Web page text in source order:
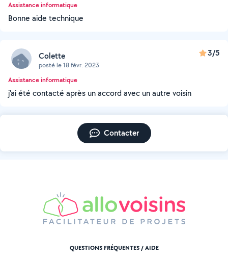
Assistance informatique
Bonne aide technique
Colette
posté le 18 févr. 2023
3/5
Assistance informatique
j'ai été contacté après un accord avec un autre voisin
Contacter
QUESTIONS FRÉQUENTES / AIDE